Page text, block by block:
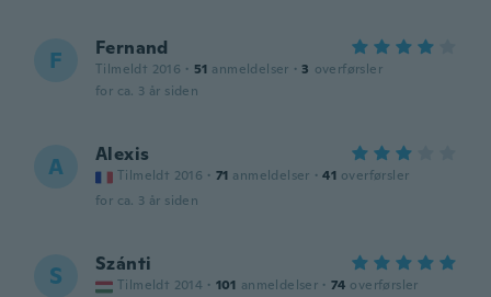
F Fernand
Tilmeldt 2016 · 51 anmeldelser · 3 overførsler
for ca. 3 år siden
A Alexis
Tilmeldt 2016 · 71 anmeldelser · 41 overførsler
for ca. 3 år siden
S Szánti
Tilmeldt 2014 · 101 anmeldelser · 74 overførsler